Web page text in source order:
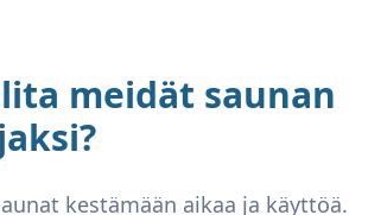
meidät saunan
kestämään aikaa ja käyttöä.